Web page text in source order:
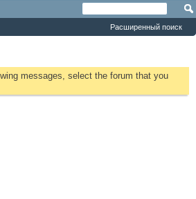
Расширенный поиск
messages, select the forum that you